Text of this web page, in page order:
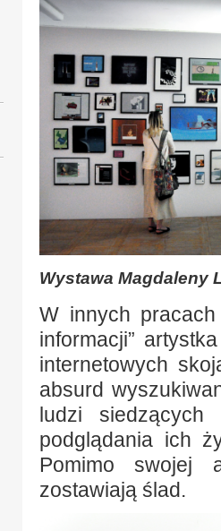
Wystawa Magdaleny
W innych
informacji”
internetowych
absurd
ludzi siedzących
podglądania ich
Pomimo swojej
zostawiają ślad.